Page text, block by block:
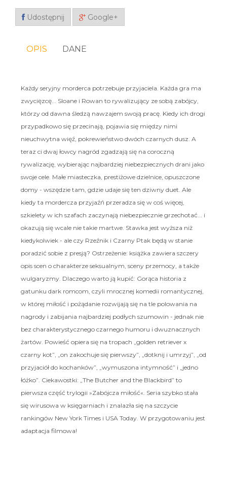
Udostępnij Google+
OPIS DANE
Każdy seryjny morderca potrzebuje przyjaciela. Każda gra ma
zwycięzcę... Sloane i Rowan to rywalizujący ze sobą zabójcy,
którzy od dawna śledzą nawzajem swoją pracę. Kiedy ich drogi
przypadkowo się przecinają, pojawia się między nimi
nieuchwytna więź, pokrewieństwo dwóch czarnych dusz. A
teraz ci dwaj łowcy nagród zgadzają się na coroczną
rywalizację, wybierając najbardziej niebezpiecznych drani jako
swoje cele. Małe miasteczka, prestiżowe dzielnice, opuszczone
domy - wszędzie tam, gdzie udaje się ten dziwny duet. Ale
kiedy ta mordercza przyjaźń przeradza się w coś więcej,
szkielety w ich szafach zaczynają niebezpiecznie grzechotać... i
okazują się wcale nie takie martwe. Stawka jest wyższa niż
kiedykolwiek - ale czy Rzeźnik i Czarny Ptak będą w stanie
poradzić sobie z presją? Ostrzeżenie: książka zawiera szczery
opis scen o charakterze seksualnym, sceny przemocy, a także
wulgaryzmy. Dlaczego warto ją kupić: Gorąca historia z
gatunku dark romcom, czyli mrocznej komedii romantycznej,
w której miłość i pożądanie rozwijają się na tle polowania na
nagrody i zabijania najbardziej podłych szumowin - jednak nie
bez charakterystycznego czarnego humoru i dwuznacznych
żartów. Powieść opiera się na tropach „golden retriever x
czarny kot”, „on zakochuje się pierwszy”, „dotknij i umrzyj”, „od
przyjaciół do kochanków”, „wymuszona intymność” i „jedno
łóżko”. Ciekawostki: „The Butcher and the Blackbird” to
pierwsza część trylogii »Zabójcza miłość«. Seria szybko stała
się wirusowa w księgarniach i znalazła się na szczycie
rankingów New York Times i USA Today. W przygotowaniu jest
adaptacja filmowa!